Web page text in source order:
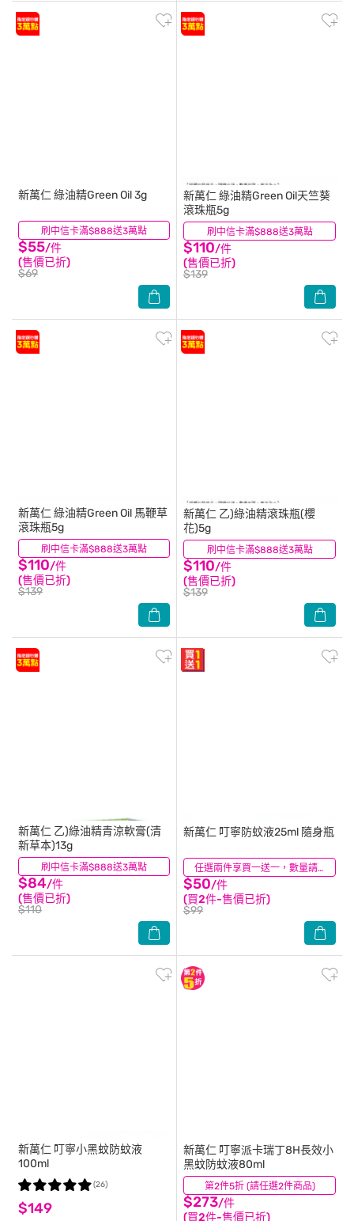
刷中信卡滿$888送3萬點
新萬仁 綠油精Green Oil 3g
$55/件
(售價已折)
$69
(44) 刷中信卡滿$888送3萬點
新萬仁 綠油精Green Oil天竺葵
滾珠瓶5g
$110/件
(售價已折)
$139
(37)
刷中信卡滿$888送3萬點
新萬仁 綠油精Green Oil 馬鞭草
滾珠瓶5g
$110/件
(售價已折)
$139
(38) 刷中信卡滿$888送3萬點
新萬仁 乙)綠油精滾珠瓶(櫻
花)5g
$110/件
(售價已折)
$139
(33)
刷中信卡滿$888送3萬點
新萬仁 乙)綠油精青涼軟膏(清
新草本)13g
$84/件
(售價已折)
$110
(31) 任選兩件享買一送一，數量請選2件
新萬仁 叮寧防蚊液25ml 隨身瓶
$50/件
(買2件-售價已折)
$99
(34)
新萬仁 叮寧小黑蚊防蚊液
100ml
$149
(26) 第2件5折 (請任選2件商品)
新萬仁 叮寧派卡瑞丁8H長效小
黑蚊防蚊液80ml
$273/件
(買2件-售價已折)
(0)